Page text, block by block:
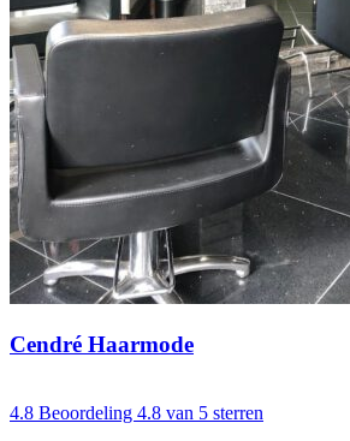
Cendré Haarmode
4.8 Beoordeling 4.8 van 5 sterren